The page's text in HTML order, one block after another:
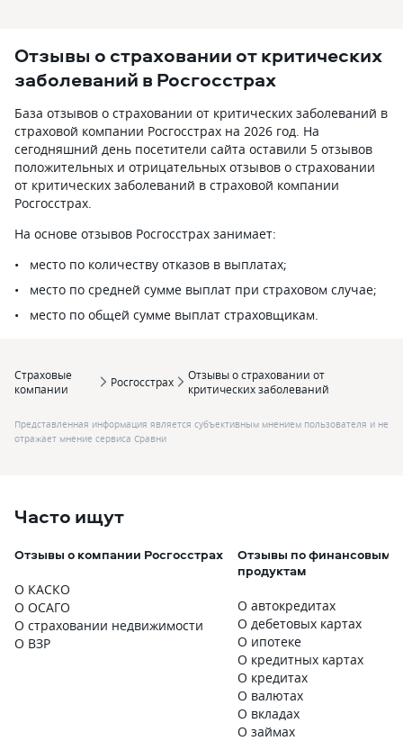
Отзывы о страховании от критических
заболеваний в Росгосстрах
База отзывов о страховании от критических заболеваний в
страховой компании Росгосстрах на 2026 год. На
сегодняшний день посетители сайта оставили 5 отзывов
положительных и отрицательных отзывов о страховании
от критических заболеваний в страховой компании
Росгосстрах.
На основе отзывов Росгосстрах занимает:
место по количеству отказов в выплатах;
место по средней сумме выплат при страховом случае;
место по общей сумме выплат страховщикам.
Страховые
компании
Росгосстрах
Отзывы о страховании от
критических заболеваний
Представленная информация является субъективным мнением пользователя и не
отражает мнение сервиса Сравни
Часто ищут
Отзывы о компании Росгосстрах
О КАСКО
О ОСАГО
О страховании недвижимости
О ВЗР
Отзывы по финансовым
продуктам
О автокредитах
О дебетовых картах
О ипотеке
О кредитных картах
О кредитах
О валютах
О вкладах
О займах